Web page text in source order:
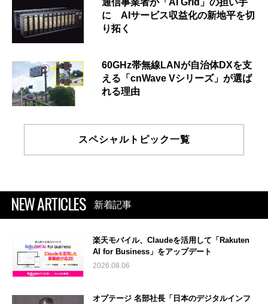
に AIサービス収益化の新地平を切
り拓く
60GHz帯無線LANが自治体DXを支
える「cnWave Vシリーズ」が選ば
れる理由
スペシャルトピック一覧
NEW ARTICLES 新着記事
楽天モバイル、Claudeを活用して「Rakuten
AI for Business」をアップデート
2026.08.06
オプテージ 名部社長「日本のデジタルインフ